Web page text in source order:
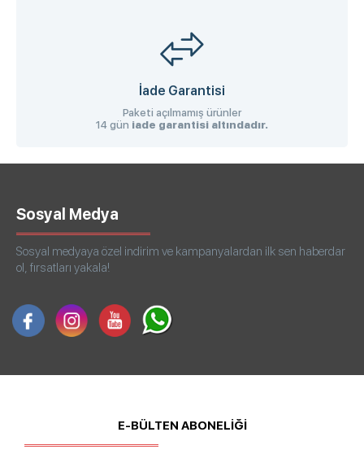
İade Garantisi
Paketi açılmamış ürünler
14 gün iade garantisi altındadır.
Sosyal Medya
Sosyal medyaya özel indirim ve kampanyalardan ilk sen haberdar
ol, fırsatları yakala!
E-BÜLTEN ABONELİĞİ